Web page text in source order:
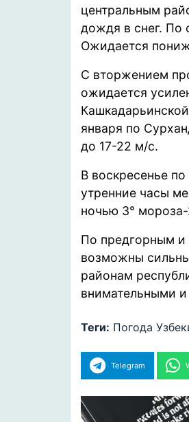
центральным
дождя в снег. По
Ожидается
С вторжением
ожидается
января по
до 17-22 м/с.
В воскресенье
утренние часы
ночью 3°
По предгорным и
возможны
районам
внимательными
Теги: Погода
Telegram